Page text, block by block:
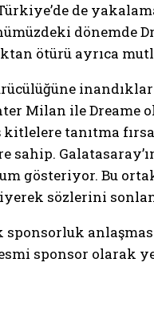
de
dönemde
ötürü ayrıca
Milan ile
tanıtma
gösteriyor. Bu
sözlerini
sponsor olarak